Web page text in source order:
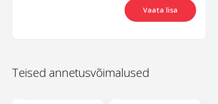
Vaata lisa
Teised annetusvõimalused